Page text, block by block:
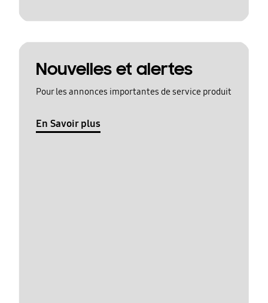
Nouvelles et alertes
Pour les annonces importantes de service produit
En Savoir plus